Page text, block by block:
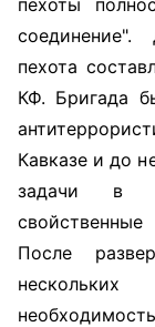
пехоты
пехота
КФ. Бригада
Кавказе и до
задачи в
После